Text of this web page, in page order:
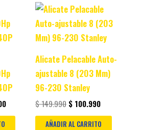
is:
$ 459.900.
Alicate Pelacable Auto-
ajustable 8 (203 Mm)
96-230 Stanley
$149.990
Original
price
was:
$ 149.990.
$ 100.990
Current
price
is:
$ 100.990.
AÑADIR AL CARRITO